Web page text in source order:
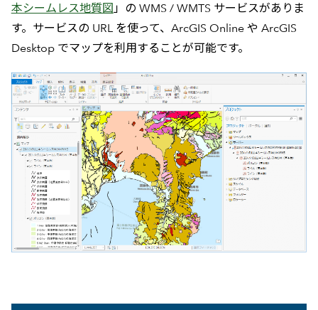
本シームレス地質図 」の WMS / WMTS サービスがありま
す。サービスの URL を使って、ArcGIS Online や ArcGIS
Desktop でマップを利用することが可能です。